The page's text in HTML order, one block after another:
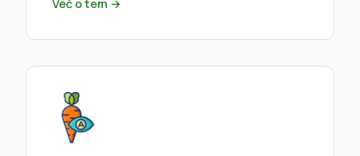
Več o tem →